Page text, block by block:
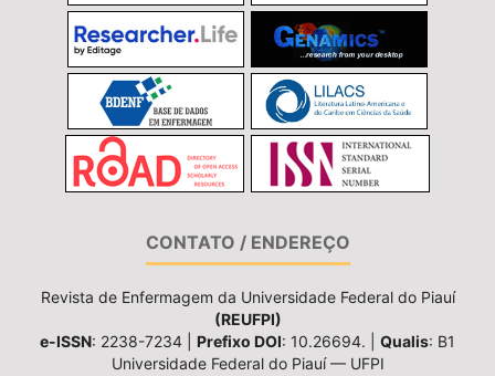
CONTATO / ENDEREÇO
Revista de Enfermagem da Universidade Federal do Piauí
(REUFPI)
e-ISSN: 2238-7234 | Prefixo DOI: 10.26694. | Qualis: B1
Universidade Federal do Piauí — UFPI